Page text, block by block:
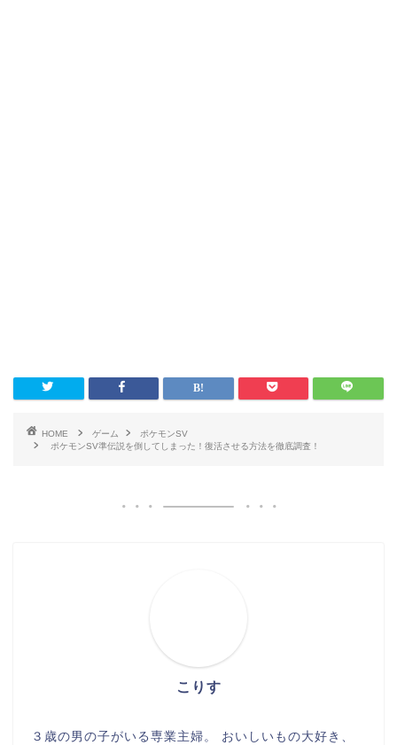
HOME ゲーム
ポケモンSV
ポケモンSV準伝説を倒してしまった！復活させる方法を徹底調査！
こりす
３歳の男の子がいる専業主婦。 おいしいもの大好き、